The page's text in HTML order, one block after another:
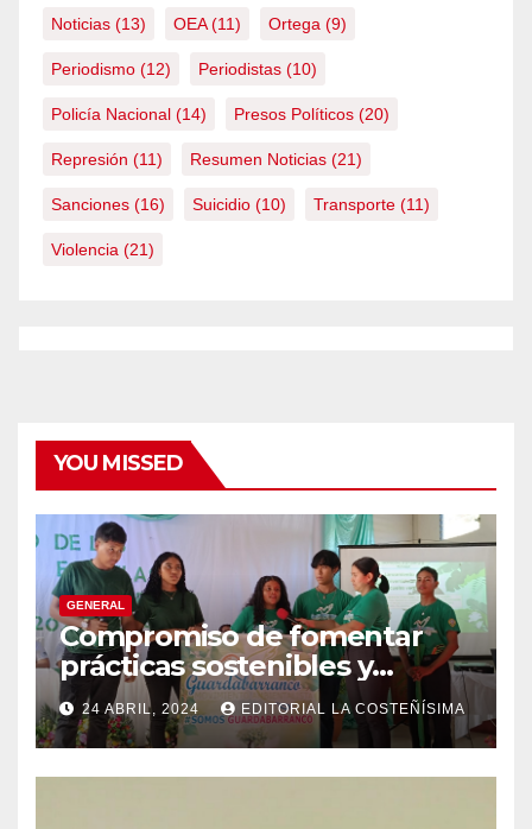
Noticias (13) OEA(11) Ortega (9)
Periodismo (12) Periodistas (10)
Policía Nacional (14) Presos Políticos (20)
Represión (11) Resumen Noticias (21)
Sanciones (16) Suicidio (10) Transporte (11)
Violencia (21)
YOU MISSED
GENERAL
Compromiso de fomentar
prácticas sostenibles y
conciencia ecológica en las
instituciones educativas
24 ABRIL, 2024 EDITORIAL LA COSTEÑÍSIMA